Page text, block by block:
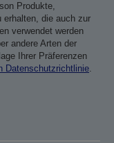
Produkte,
erhalten, die auch zur
verwendet werden
andere Arten der
Ihrer Präferenzen
Datenschutzrichtlinie.